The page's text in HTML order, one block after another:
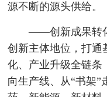
源不断的源头供给。
——创新成果转
创新主体地位，打通
化、产业升级全链条
向生产线、从“书架”